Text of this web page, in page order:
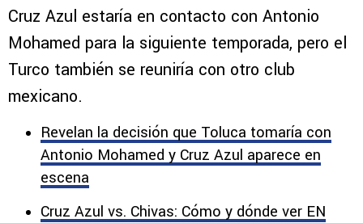
Cruz Azul estaría en contacto con Antonio
Mohamed para la siguiente temporada, pero el
Turco también se reuniría con otro club
mexicano.
Revelan la decisión que Toluca tomaría con
Antonio Mohamed y Cruz Azul aparece en
escena
Cruz Azul vs. Chivas: Cómo y dónde ver EN